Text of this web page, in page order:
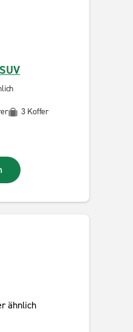
3 Koffer